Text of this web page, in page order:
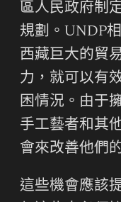
區人民政府制
規劃。UNDP
西藏巨大的貿
力，就可以有
困情況。由于
手工藝者和其
會來改善他們
這些機會應該